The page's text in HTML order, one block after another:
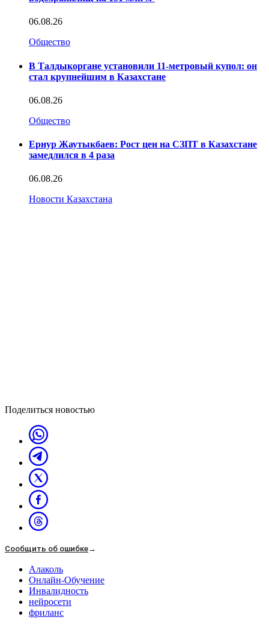
06.08.26
Общество
В Талдыкоргане установили 11-метровый купол: он
стал крупнейшим в Казахстане
06.08.26
Общество
Ернур Жаутыкбаев: Рост цен на СЗПТ в Казахстане
замедлился в 4 раза
06.08.26
Новости Казахстана
Поделиться новостью
Сообщить об ошибке→
Алаколь
Онлайн-Обучение
Инвалидность
нейросети
фриланс